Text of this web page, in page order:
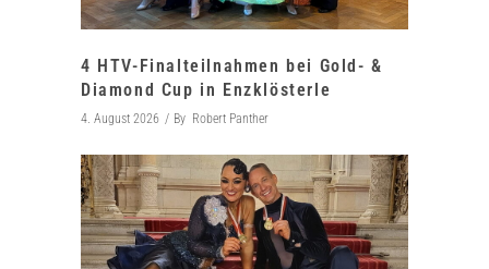
4 HTV-Finalteilnahmen bei Gold- &
Diamond Cup in Enzklösterle
4. August 2026 By Robert Panther